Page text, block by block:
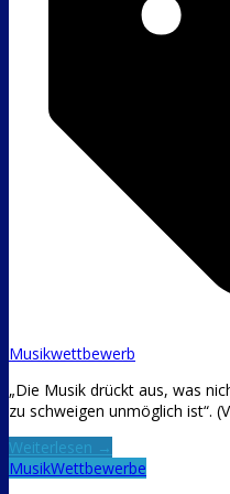
Musikwettbewerb
„Die Musik drückt aus, was
zu schweigen unmöglich ist“.
Weiterlesen →
MusikWettbewerbe